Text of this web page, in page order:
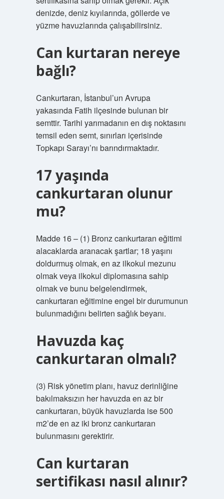
denizde, deniz kıyılarında, göllerde ve
yüzme havuzlarında çalışabilirsiniz.
Can kurtaran nereye
bağlı?
Cankurtaran, İstanbul’un Avrupa
yakasında Fatih ilçesinde bulunan bir
semttir. Tarihi yarımadanın en dış noktasını
temsil eden semt, sınırları içerisinde
Topkapı Sarayı’nı barındırmaktadır.
17 yaşında
cankurtaran olunur
mu?
Madde 16 – (1) Bronz cankurtaran eğitimi
alacaklarda aranacak şartlar; 18 yaşını
doldurmuş olmak, en az ilkokul mezunu
olmak veya ilkokul diplomasına sahip
olmak ve bunu belgelendirmek,
cankurtaran eğitimine engel bir durumunun
bulunmadığını belirten sağlık beyanı.
Havuzda kaç
cankurtaran olmalı?
(3) Risk yönetim planı, havuz derinliğine
bakılmaksızın her havuzda en az bir
cankurtaran, büyük havuzlarda ise 500
m2’de en az iki bronz cankurtaran
bulunmasını gerektirir.
Can kurtaran
sertifikası nasıl alınır?